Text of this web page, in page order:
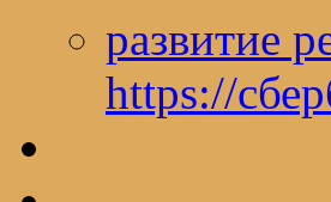
развитие
https://